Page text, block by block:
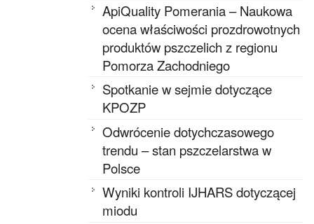
ApiQuality Pomerania – Naukowa
ocena właściwości prozdrowotnych
produktów pszczelich z regionu
Pomorza Zachodniego
Spotkanie w sejmie dotyczące
KPOZP
Odwrócenie dotychczasowego
trendu – stan pszczelarstwa w
Polsce
Wyniki kontroli IJHARS dotyczącej
miodu